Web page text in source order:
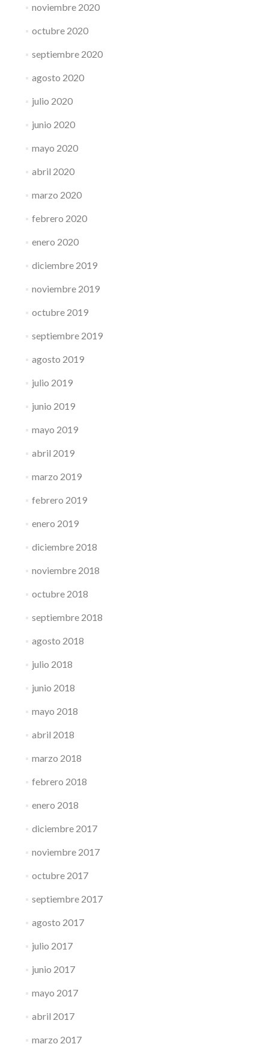
noviembre 2020
octubre 2020
septiembre 2020
agosto 2020
julio 2020
junio 2020
mayo 2020
abril 2020
marzo 2020
febrero 2020
enero 2020
diciembre 2019
noviembre 2019
octubre 2019
septiembre 2019
agosto 2019
julio 2019
junio 2019
mayo 2019
abril 2019
marzo 2019
febrero 2019
enero 2019
diciembre 2018
noviembre 2018
octubre 2018
septiembre 2018
agosto 2018
julio 2018
junio 2018
mayo 2018
abril 2018
marzo 2018
febrero 2018
enero 2018
diciembre 2017
noviembre 2017
octubre 2017
septiembre 2017
agosto 2017
julio 2017
junio 2017
mayo 2017
abril 2017
marzo 2017